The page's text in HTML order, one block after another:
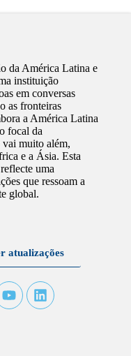
da América Latina e
instituição
em conversas
as fronteiras
a América Latina
focal da
vai muito além,
e a Ásia. Esta
uma
que ressoam a
global.
atualizações